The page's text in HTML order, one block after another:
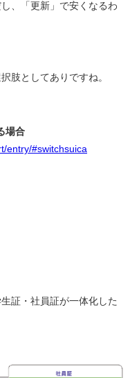
、「更新」で安くなるわ
肢としてありですね。
場合
entry/#switchsuica
証・社員証が一体化した